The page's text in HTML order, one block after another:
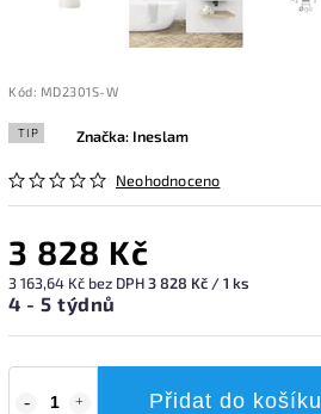
Kód: MD2301S-W
TIP
Neohodnoceno
Značka: Ineslam
3 828 Kč
3 163,64 Kč bez DPH3 828 Kč / 1 ks
4 - 5 týdnů
Přidat do košíku